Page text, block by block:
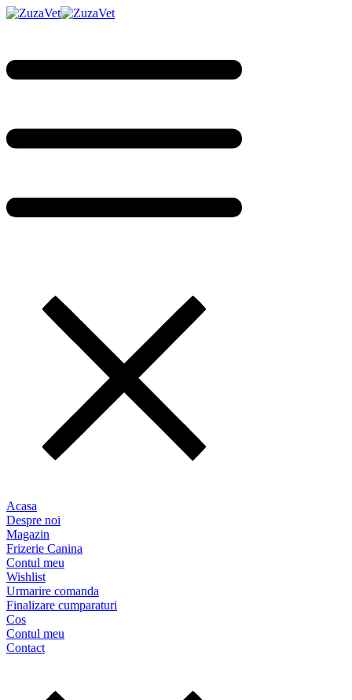
Acasa
Despre noi
Magazin
Frizerie Canina
Contul meu
Wishlist
Urmarire comanda
Finalizare cumparaturi
Cos
Contul meu
Contact